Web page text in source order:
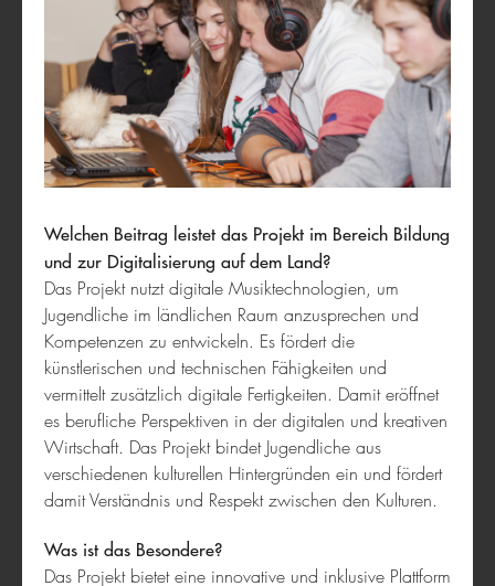
Wissenswerkstatt Schweinfurt e.V.
Kultur & Soziales
bring-together
Welchen Beitrag leistet das Projekt im Bereich Bildung
und zur Digitalisierung auf dem Land?
Das Projekt nutzt digitale Musiktechnologien, um
Jugendliche im ländlichen Raum anzusprechen und
Kompetenzen zu entwickeln. Es fördert die
künstlerischen und technischen Fähigkeiten und
vermittelt zusätzlich digitale Fertigkeiten. Damit eröffnet
es berufliche Perspektiven in der digitalen und kreativen
Wirtschaft. Das Projekt bindet Jugendliche aus
verschiedenen kulturellen Hintergründen ein und fördert
damit Verständnis und Respekt zwischen den Kulturen.
Was ist das Besondere?
Das Projekt bietet eine innovative und inklusive Plattform